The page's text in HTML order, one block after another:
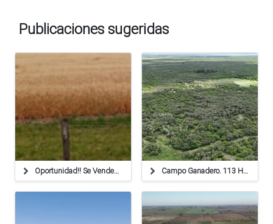
Publicaciones sugeridas
Oportunidad!! Se Venden 72 Has Agricolas. Suelo 1! Campo Ganadero. 113 Ha. La Cabral, Santa Fe